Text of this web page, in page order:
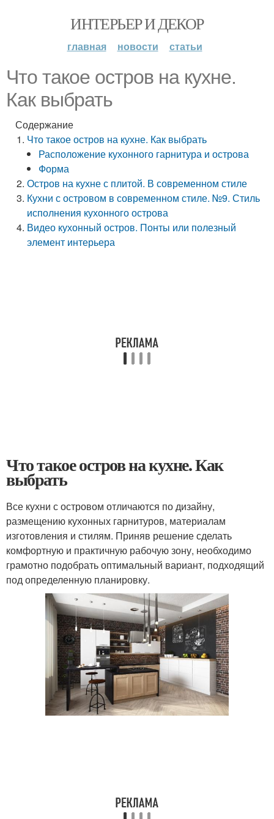
ИНТЕРЬЕР И ДЕКОР
главная новости статьи
Что такое остров на кухне.
Как выбрать
Содержание
Что такое остров на кухне. Как выбрать
Расположение кухонного гарнитура и острова
Форма
Остров на кухне с плитой. В современном стиле
Кухни с островом в современном стиле. №9. Стиль
исполнения кухонного острова
Видео кухонный остров. Понты или полезный
элемент интерьера
Что такое остров на кухне. Как
выбрать
Все кухни с островом отличаются по дизайну,
размещению кухонных гарнитуров, материалам
изготовления и стилям. Приняв решение сделать
комфортную и практичную рабочую зону, необходимо
грамотно подобрать оптимальный вариант, подходящий
под определенную планировку.